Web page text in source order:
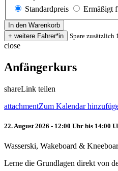
Standardpreis
Ermäßigt
Spare zusätzlich
close
Anfängerkurs
shareLink teilen
attachmentZum Kalendar
22. August 2026 - 12:00 Uhr bis 14:00
Wasserski, Wakeboard &
Lerne die Grundlagen direkt von